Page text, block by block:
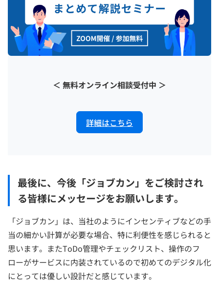
＜ 無料オンライン相談受付中 ＞
詳細はこちら
最後に、今後「ジョブカン」をご検討され
る皆様にメッセージをお願いします。
「ジョブカン」は、当社のようにインセンティブなどの手
当の細かい計算が必要な場合、特に利便性を感じられると
思います。またToDo管理やチェックリスト、操作のフ
ローがサービスに内装されているので初めてのデジタル化
にとっては優しい設計だと感じています。